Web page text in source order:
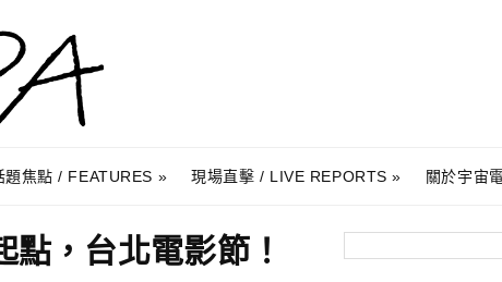
題焦點 / FEATURES 現場直擊 / LIVE REPORTS 關於宇宙
，台北電影節！